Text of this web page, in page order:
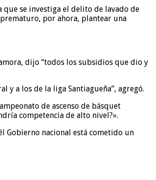
que se investiga el delito de lavado de
por ahora, plantear una
dijo “todos los subsidios que dio y
y a los de la liga Santiagueña”, agregó.
de ascenso de básquet
competencia de alto nivel?».
Gobierno nacional está cometido un